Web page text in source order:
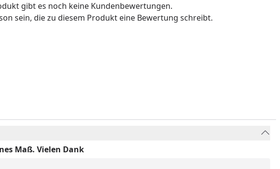
gibt es noch keine Kundenbewertungen.
sein, die zu diesem Produkt eine Bewertung schreibt.
Maß. Vielen Dank